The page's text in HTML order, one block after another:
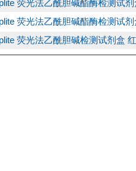
荧光法乙酰胆碱酯酶检测试
荧光法乙酰胆碱酯酶检测试
荧光法乙酰胆碱检测试剂盒